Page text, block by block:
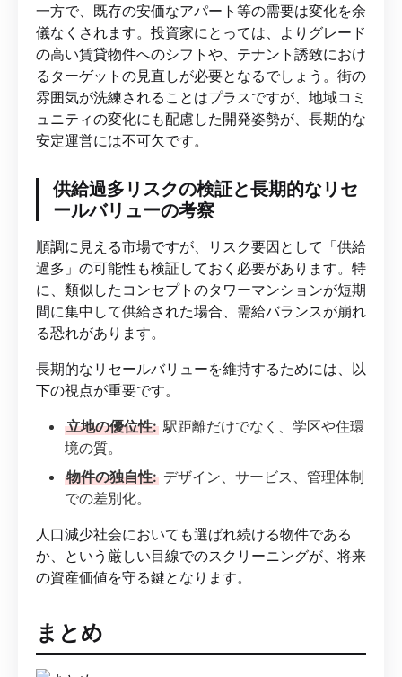
一方で、既存の安価なアパート等の需要は変化を余
儀なくされます。投資家にとっては、よりグレード
の高い賃貸物件へのシフトや、テナント誘致におけ
るターゲットの見直しが必要となるでしょう。街の
雰囲気が洗練されることはプラスですが、地域コミ
ュニティの変化にも配慮した開発姿勢が、長期的な
安定運営には不可欠です。
供給過多リスクの検証と長期的なリセ
ールバリューの考察
順調に見える市場ですが、リスク要因として「供給
過多」の可能性も検証しておく必要があります。特
に、類似したコンセプトのタワーマンションが短期
間に集中して供給された場合、需給バランスが崩れ
る恐れがあります。
長期的なリセールバリューを維持するためには、以
下の視点が重要です。
立地の優位性: 駅距離だけでなく、学区や住環
境の質。
物件の独自性: デザイン、サービス、管理体制
での差別化。
人口減少社会においても選ばれ続ける物件である
か、という厳しい目線でのスクリーニングが、将来
の資産価値を守る鍵となります。
まとめ